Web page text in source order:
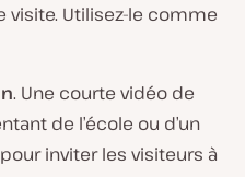
visite. Utilisez-le comme
. Une courte vidéo de
de l’école ou d’un
inviter les visiteurs à